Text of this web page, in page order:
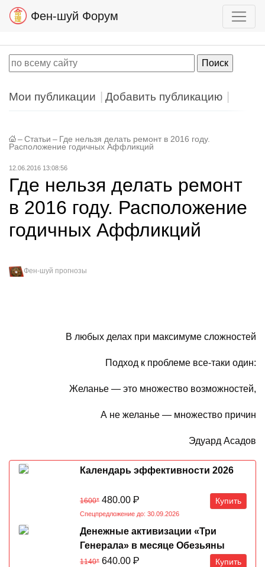
Фен-шуй Форум
Мои публикации Добавить публикацию
– Статьи – Где нельзя делать ремонт в 2016 году.
Расположение годичных Аффликций
12.06.2016 13:08:56
Где нельзя делать ремонт
в 2016 году. Расположение
годичных Аффликций
Фен-шуй прогнозы
В любых делах при максимуме сложностей
Подход к проблеме все-таки один:
Желанье — это множество возможностей,
А не желанье — множество причин
Эдуард Асадов
Календарь эффективности 2026
1600* 480.00 Р Купить
Спецпредложение до: 30.09.2026
Денежные активизации «Три
Генерала» в месяце Обезьяны
07.08-07.09.2026
1140* 640.00 Р Купить